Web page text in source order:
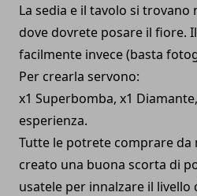
La sedia e il tavolo si trovano
dove dovrete posare il fiore.
facilmente invece (basta
Per crearla servono:
x1 Superbomba, x1
esperienza.
Tutte le potrete comprare
creato una buona scorta di
usatele per innalzare il livello